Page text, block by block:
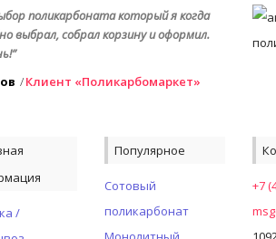
поликарбоната который я когда
выбрал, собрал корзину и оформил.
Клиент «Поликарбомаркет»
+7
/
Популярное
Сотовый
поликарбонат